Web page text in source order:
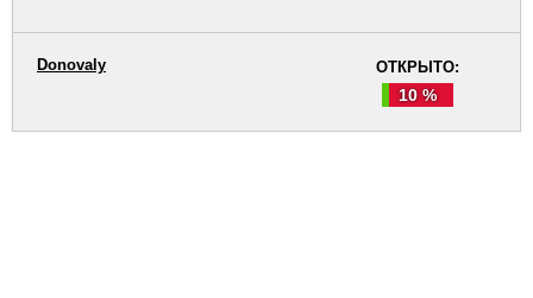
ОТКРЫТО:
10 %
Donovaly